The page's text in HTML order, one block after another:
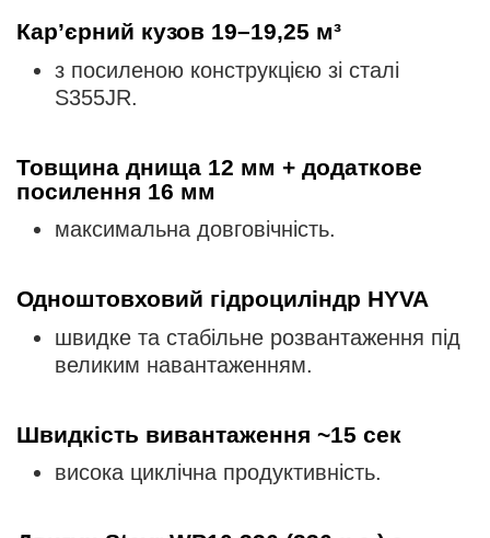
Кар’єрний кузов 19–19,25 м³
з посиленою конструкцією зі сталі
S355JR.
Товщина днища 12 мм + додаткове
посилення 16 мм
максимальна довговічність.
Одноштовховий гідроциліндр HYVA
швидке та стабільне розвантаження під
великим навантаженням.
Швидкість вивантаження ~15 сек
висока циклічна продуктивність.